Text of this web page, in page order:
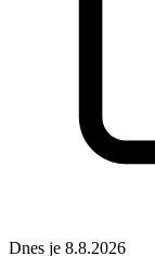
Dnes je 8.8.2026